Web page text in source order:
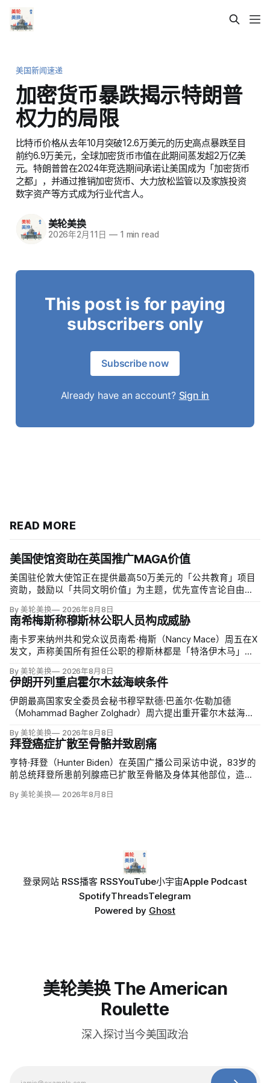
美国新闻速递
加密货币暴跌揭示特朗普
权力的局限
比特币价格从去年10月突破12.6万美元的历史高点暴跌至目
前约6.9万美元，全球加密货币市值在此期间蒸发超2万亿美
元。特朗普曾在2024年竞选期间承诺让美国成为「加密货币
之都」，并通过推销加密货币、大力放松监管以及家族投资
数字资产等方式成为行业代言人。
美轮美换
2026年2月11日 —1 min read
This post is for paying
subscribers only
Subscribe now
Already have an account? Sign in
READ MORE
美国使馆资助在英国推广MAGA价值
美国驻伦敦大使馆正在提供最高50万美元的「公共教育」项目
资助，鼓励以「共同文明价值」为主题，优先宣传言论自由、
念。英国自由民主党议员丽莎·斯玛特（Lisa Smart）指责特朗
普政府用「MAGA资金」干预英国民主；
By 美轮美换 2026年8月8日
南希梅斯称穆斯林公职人员构成威胁
南卡罗来纳州共和党众议员南希·梅斯（Nancy Mace）周五在X
发文，声称美国所有担任公职的穆斯林都是「特洛伊木马」，
默」。截至浏览器核验时，这条帖子获得约440万次浏览、6.2
万次点赞、1万次转发和7800条回复。
By 美轮美换 2026年8月8日
伊朗开列重启霍尔木兹海峡条件
伊朗最高国家安全委员会秘书穆罕默德·巴盖尔·佐勒加德
（Mohammad Bagher Zolghadr）周六提出重开霍尔木兹海峡
支付战争赔偿、释放被冻结资产，并停止攻击伊朗地区盟友及
威胁伊朗。特朗普政府几乎不可能接受。
By 美轮美换 2026年8月8日
拜登癌症扩散至骨骼并致剧痛
亨特·拜登（Hunter Biden）在英国广播公司采访中说，83岁的
前总统拜登所患前列腺癌已扩散至骨骼及身体其他部位，造成
泪，称家人看着这一过程「非常难过」，也希望父亲能更多表
By 美轮美换 2026年8月8日
登录网站 RSS播客 RSSYouTube小宇宙Apple Podcast
SpotifyThreadsTelegram
Powered by Ghost
美轮美换 The American
Roulette
深入探讨当今美国政治